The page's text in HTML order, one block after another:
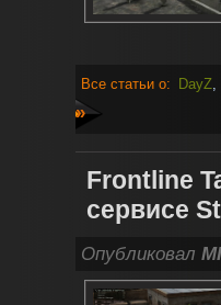
Все статьи о: DayZ
»
Frontline
сервисе
Опубликовал